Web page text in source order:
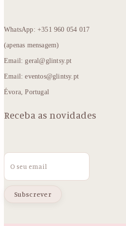
WhatsApp: +351 960 054 017
(apenas mensagem)
Email: geral@glintsy.pt
Email: eventos@glintsy.pt
Évora, Portugal
Receba as novidades
Email